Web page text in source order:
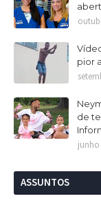
pior
de
junho
ASSUNTOS